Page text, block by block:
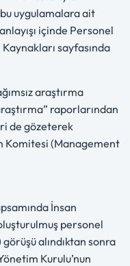
uygulamalara ait
içinde Personel
sayfasında
araştırma
raporlarından
de gözeterek
Komitesi (Management
İnsan
personel
alındıktan sonra
Kurulu’nun